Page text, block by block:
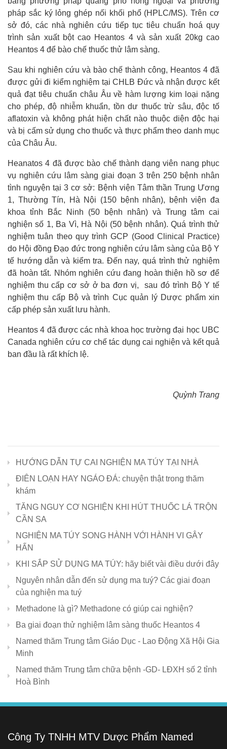
pháp sắc ký lỏng ghép nối khối phổ (HPLC/MS). Trên cơ
sở đó, các nhà nghiên cứu tiếp tục tiêu chuẩn hoá quy
trình sản xuất bột cao Heantos 4 và sản xuất 20kg cao
Heantos 4 để bào chế thuốc thử lâm sàng.
Sau khi nghiên cứu và bào chế thành công, Heantos 4 đã
được gửi đi kiểm nghiệm tại CHLB Đức và nhận được kết
quả đạt tiêu chuẩn châu Âu về hàm lượng kim loại nặng
cho phép, độ nhiễm khuẩn, tồn dư thuốc trừ sâu, độc tố
aflatoxin và không phát hiện chất nào thuộc diện độc hại
và bị cấm sử dụng cho thuốc và thực phẩm theo danh mục
của Châu Âu.
Heanatos 4 đã được bào chế thành dạng viên nang phục
vụ nghiên cứu lâm sàng giai đoạn 3 trên 250 bệnh nhân
tình nguyện tại 3 cơ sở: Bệnh viện Tâm thần Trung Ương
1, Thường Tín, Hà Nội (150 bệnh nhân), bệnh viện đa
khoa tỉnh Bắc Ninh (50 bệnh nhân) và Trung tâm cai
nghiện số 1, Ba Vì, Hà Nội (50 bệnh nhân). Quá trình thử
nghiệm tuân theo quy trình GCP (Good Clinical Practice)
do Hội đồng Đạo đức trong nghiên cứu lâm sàng của Bộ Y
tế hướng dẫn và kiểm tra. Đến nay, quá trình thử nghiệm
đã hoàn tất. Nhóm nghiên cứu đang hoàn thiện hồ sơ để
nghiệm thu cấp cơ sở ở ba đơn vị, sau đó trình Bộ Y tế
nghiệm thu cấp Bộ và trình Cục quản lý Dược phẩm xin
cấp phép sản xuất lưu hành.
Heantos 4 đã được các nhà khoa học trường đại học UBC
Canada nghiên cứu cơ chế tác dụng cai nghiện và kết quả
ban đầu là rất khích lệ.
Quỳnh Trang
HƯỚNG DẪN TỰ CAI NGHIỆN MA TÚY TẠI NHÀ
ĐIÊN LOẠN HAY NGÁO ĐÁ: chuyện thật trong thăm
khám
TĂNG NGUY CƠ NGHIỆN KHI HÚT THUỐC LÁ TRỘN
CẦN SA
NGHIỆN MA TÚY SONG HÀNH VỚI HÀNH VI GÂY
HẤN
KHI SẮP SỬ DỤNG MA TÚY: hãy biết vài điều dưới đây
Nguyên nhân dẫn đến sử dụng ma tuý? Các giai đoạn
của nghiện ma tuý
Methadone là gì? Methadone có giúp cai nghiện?
Ba giai đoạn thử nghiệm lâm sàng thuốc Heantos 4
Named thăm Trung tâm Giáo Dục - Lao Động Xã Hội Gia
Minh
Named thăm Trung tâm chữa bệnh -GD- LĐXH số 2 tỉnh
Hoà Bình
Công Ty TNHH MTV Dược Phẩm Named